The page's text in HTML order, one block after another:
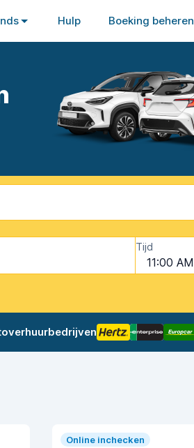
Hulp Boeking beheren
Tijd
11:00 AM
Online inchecken